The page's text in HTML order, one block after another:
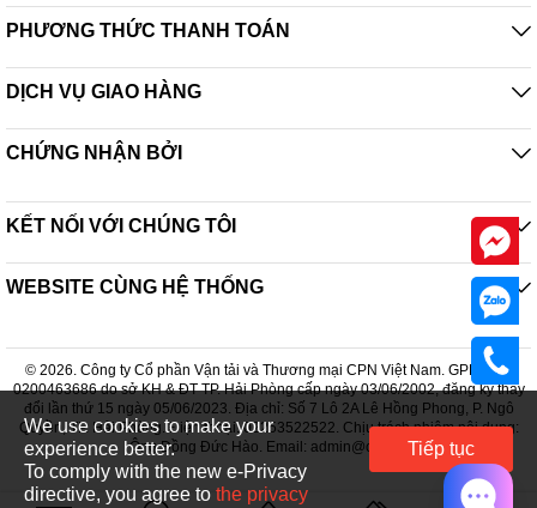
We use cookies to make your
experience better.
To comply with the new e-Privacy
directive, you agree to the privacy
Tiếp tục
PHƯƠNG THỨC THANH TOÁN
DỊCH VỤ GIAO HÀNG
CHỨNG NHẬN BỞI
KẾT NỐI VỚI CHÚNG TÔI
WEBSITE CÙNG HỆ THỐNG
© 2026. Công ty Cổ phần Vận tải và Thương mại CPN Việt Nam. GPDKKD:
0200463686 do sở KH & ĐT TP. Hải Phòng cấp ngày 03/06/2002, đăng ký thay
đổi lần thứ 15 ngày 05/06/2023. Địa chỉ: Số 7 Lô 2A Lê Hồng Phong, P. Ngô
Quyền, TP. Hải Phòng. Điện thoại: 02253522522. Chịu trách nhiệm nội dung:
Ông Đồng Đức Hào. Email: admin@cpn.vn